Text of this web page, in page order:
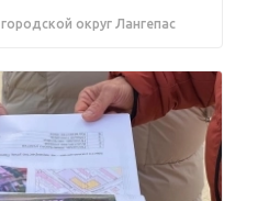
городской округ Лангепас